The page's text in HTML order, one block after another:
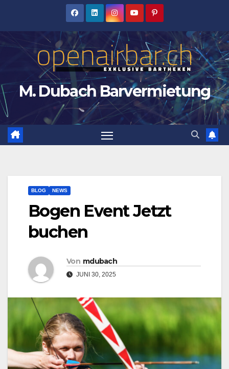
M. Dubach Barvermietung
BLOG NEWS
Bogen Event Jetzt
buchen
Von mdubach
JUNI 30, 2025